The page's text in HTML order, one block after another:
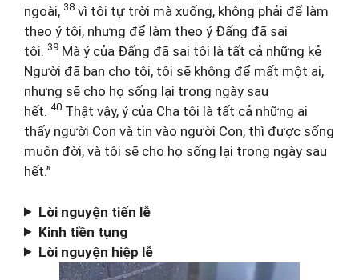
ngoài, 38 vì tôi tự trời mà xuống, không phải để làm
theo ý tôi, nhưng để làm theo ý Đấng đã sai
tôi. 39 Mà ý của Đấng đã sai tôi là tất cả những kẻ
Người đã ban cho tôi, tôi sẽ không để mất một ai,
nhưng sẽ cho họ sống lại trong ngày sau
hết. 40 Thật vậy, ý của Cha tôi là tất cả những ai
thấy người Con và tin vào người Con, thì được sống
muôn đời, và tôi sẽ cho họ sống lại trong ngày sau
hết.”
Lời nguyện tiến lễ
Kinh tiền tụng
Lời nguyện hiệp lễ